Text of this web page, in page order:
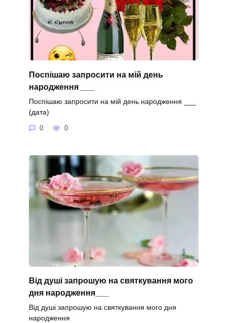
Поспішаю запросити на мій день
народження ___
Поспішаю запросити на мій день народження ___
(дата)
0 0
Від душі запрошую на святкування мого
дня народження___
Від душі запрошую на святкування мого дня
народження